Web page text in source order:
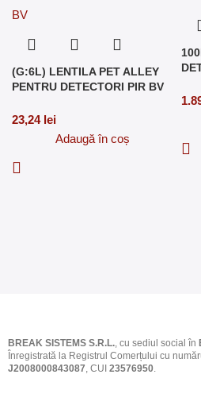
(G:6L) LENTILA PET ALLEY
PENTRU DETECTORI PIR BV
23,24 lei
Adaugă în coș
BREAK SISTEMS S.R.L., cu sediul social în
Înregistrată la Registrul Comerțului cu
J2008000843087, CUI 23576950.​